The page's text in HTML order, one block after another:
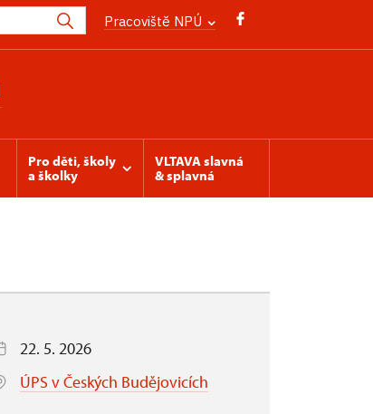
Pracoviště NPÚ
Pro děti, školy
a školky
VLTAVA slavná
& splavná
22. 5. 2026
ÚPS v Českých Budějovicích